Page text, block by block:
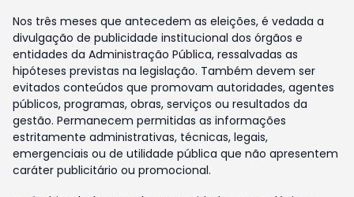
Nos três meses que antecedem as eleições, é vedada a
divulgação de publicidade institucional dos órgãos e
entidades da Administração Pública, ressalvadas as
hipóteses previstas na legislação. Também devem ser
evitados conteúdos que promovam autoridades, agentes
públicos, programas, obras, serviços ou resultados da
gestão. Permanecem permitidas as informações
estritamente administrativas, técnicas, legais,
emergenciais ou de utilidade pública que não apresentem
caráter publicitário ou promocional.